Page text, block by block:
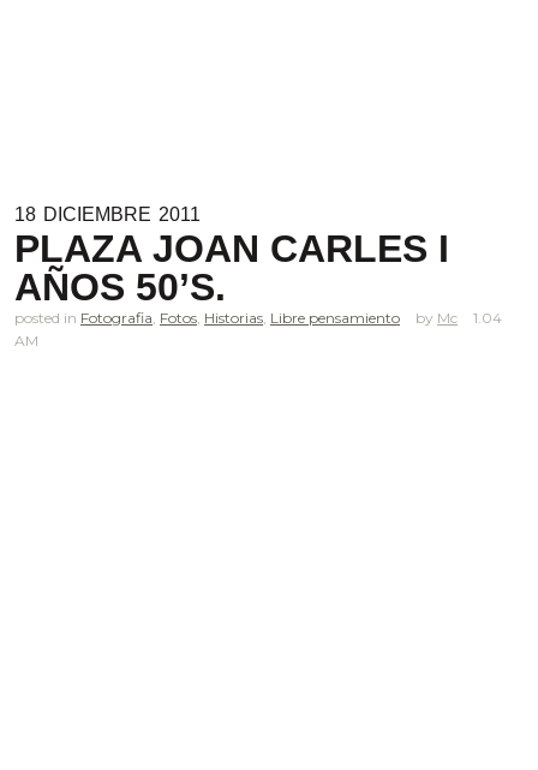
18 DICIEMBRE 2011
PLAZA JOAN CARLES I
AÑOS 50’S.
posted in Fotografia, Fotos, Historias, Libre pensamiento Mc
1.04
AM